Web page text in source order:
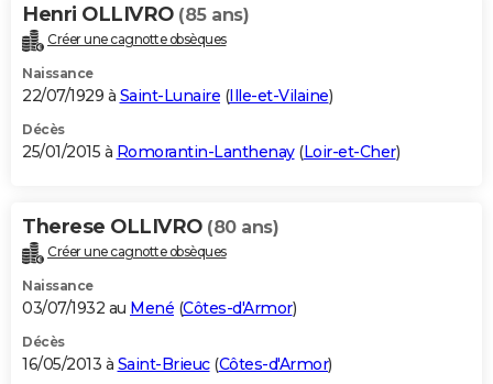
Henri OLLIVRO (85 ans)
Créer une cagnotte obsèques
Naissance
22/07/1929 à Saint-Lunaire (Ille-et-Vilaine)
Décès
25/01/2015 à Romorantin-Lanthenay(Loir-et-Cher)
Therese OLLIVRO (80 ans)
Créer une cagnotte obsèques
Naissance
03/07/1932 au Mené (Côtes-d'Armor)
Décès
16/05/2013 à Saint-Brieuc(Côtes-d'Armor)